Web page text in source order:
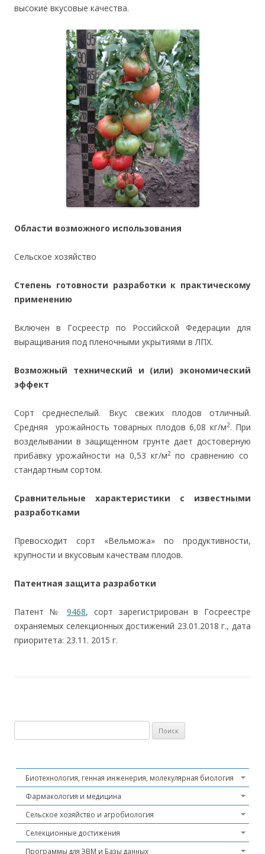
высокие вкусовые качества.
Области возможного использования
Сельское хозяйство
Степень готовности разработки к практическому
применению
Включен в Госреестр по Российской Федерации для
выращивания под пленочными укрытиями в ЛПХ.
Возможный технический и (или) экономический
эффект
Сорт среднеспелый. Вкус свежих плодов отличный.
Средняя урожайность товарных плодов 6,08 кг/м2. При
возделывании в защищенном грунте дает достоверную
прибавку урожайности на 0,53 кг/м2по сравнению со
стандартным сортом.
Сравнительные характеристики с известными
разработками
Превосходит сорт «Вельможа» по продуктивности,
крупности и вкусовым качествам плодов.
Патентная защита разработки
Патент №9468, сорт зарегистрирован в Госреестре
охраняемых селекционных достижений 23.01.2018 г., дата
приоритета: 23.11. 2015 г.
Биотехнология, генная инженерия, молекулярная биология
Фармакология и медицина
Сельское хозяйство и агробиология
Селекционные достижения
Программы для ЭВМ и Базы данных